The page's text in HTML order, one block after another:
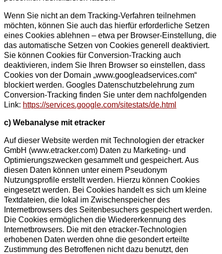
Wenn Sie nicht an dem Tracking-Verfahren teilnehmen
möchten, können Sie auch das hierfür erforderliche Setzen
eines Cookies ablehnen – etwa per Browser-Einstellung, die
das automatische Setzen von Cookies generell deaktiviert.
Sie können Cookies für Conversion-Tracking auch
deaktivieren, indem Sie Ihren Browser so einstellen, dass
Cookies von der Domain „www.googleadservices.com“
blockiert werden. Googles Datenschutzbelehrung zum
Conversion-Tracking finden Sie unter dem nachfolgenden
Link: https://services.google.com/sitestats/de.html
c) Webanalyse mit etracker
Auf dieser Website werden mit Technologien der etracker
GmbH (www.etracker.com) Daten zu Marketing- und
Optimierungszwecken gesammelt und gespeichert. Aus
diesen Daten können unter einem Pseudonym
Nutzungsprofile erstellt werden. Hierzu können Cookies
eingesetzt werden. Bei Cookies handelt es sich um kleine
Textdateien, die lokal im Zwischenspeicher des
Internetbrowsers des Seitenbesuchers gespeichert werden.
Die Cookies ermöglichen die Wiedererkennung des
Internetbrowsers. Die mit den etracker-Technologien
erhobenen Daten werden ohne die gesondert erteilte
Zustimmung des Betroffenen nicht dazu benutzt, den